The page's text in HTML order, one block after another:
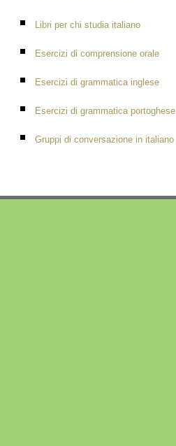
Libri per chi studia italiano
Esercizi di comprensione orale
Esercizi di grammatica inglese
Esercizi di grammatica portoghese
Gruppi di conversazione in italiano